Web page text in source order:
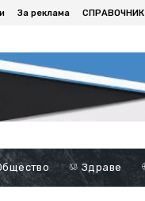
За реклама СПРАВОЧНИК
Здраве